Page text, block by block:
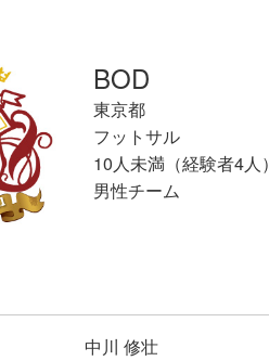
BOD
東京都
フットサル
10人未満（経験者4人）
男性チーム
中川 修壮